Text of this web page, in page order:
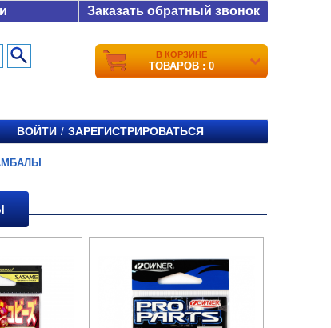
Заказать обратный звонок
В КОРЗИНЕ
ТОВАРОВ : 0
ВОЙТИ / ЗАРЕГИСТРИРОВАТЬСЯ